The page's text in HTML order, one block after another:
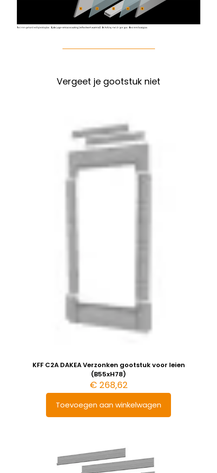
Vergeet je gootstuk niet
KFF C2A DAKEA Verzonken gootstuk voor leien
(B55xH78)
€268,62
Toevoegen aan winkelwagen